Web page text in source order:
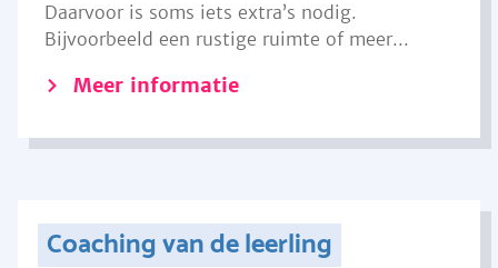
Daarvoor is soms iets extra’s nodig.
Bijvoorbeeld een rustige ruimte of meer...
Meer informatie
Coaching van de leerling